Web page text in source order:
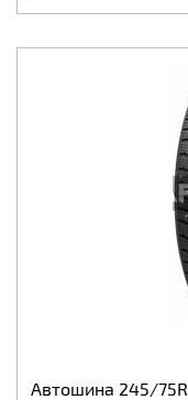
Автошина 245/